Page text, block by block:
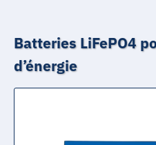
Batteries LiFePO4
d’énergie